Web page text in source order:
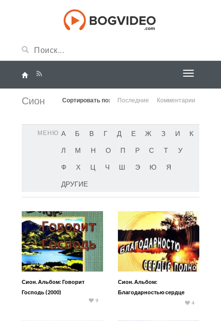
Сион Сортировать по: Последние Комментарии
МЕНЮ А Б В Г Д Е Ж З И
К
Л
М Н О П Р С Т
У
Ф
Х Ц Ч Ш Э Ю
Я
ДРУГИЕ
Сион. Альбом: Говорит
Господь (2000)
9
Сион. Альбом:
Благодарностью сердце
4